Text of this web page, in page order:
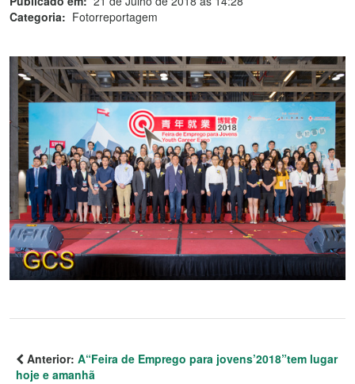
Categoria: Fotorreportagem
Anterior: A“Feira de Emprego para jovens’2018”tem lugar
hoje e amanhã